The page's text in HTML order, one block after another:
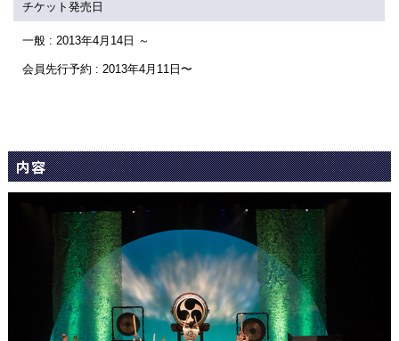
交通アクセス
チケット発売日
一般 : 2013年4月14日 ～
会員先行予約 : 2013年4月11日〜
内容